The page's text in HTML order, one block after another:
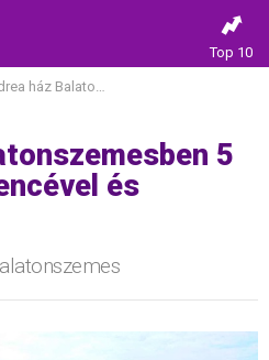
Top 10
5 fő részére medencével és klímával
5
és